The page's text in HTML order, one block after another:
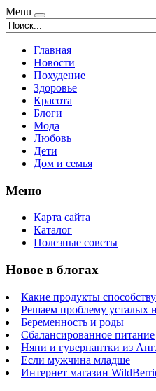
Menu
Главная
Новости
Похудение
Здоровье
Красота
Блоги
Мода
Любовь
Дети
Дом и семья
Меню
Карта сайта
Каталог
Полезные советы
Новое в блогах
Какие продукты
Решаем проблему усталых
Беременность и роды
Сбалансированное питание
Няни и гувернантки из
Если мужчина младше
Интернет магазин